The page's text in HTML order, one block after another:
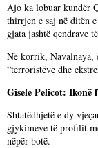
Ajo ka lobuar kundër
thirrjen e saj në ditën
gjata jashtë qendrave
Në korrik, Navalnaya,
“terroristëve dhe
Gisele Pelicot: Ikonë
Shtatëdhjetë e dy
gjykimeve të profilit
nëpër botë.